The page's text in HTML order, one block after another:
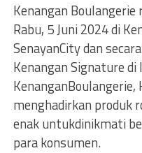
Kenangan
Rabu, 5 Juni 2024 di
SenayanCity dan
Kenangan Signature
KenanganBoulangerie,
menghadirkan produk
enak untukdinikmati
para konsumen.